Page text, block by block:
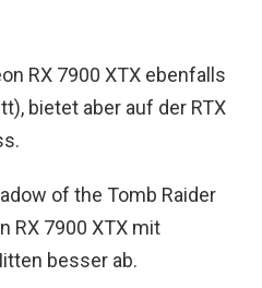
RX 7900 XTX ebenfalls
bietet aber auf der RTX
of the Tomb Raider
RX 7900 XTX mit
besser ab.